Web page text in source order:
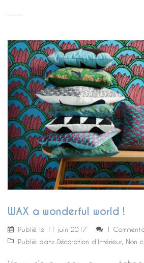
WAX a wonderful world !
Publié le 11 juin 2017
1
Publié dans Décoration d'Intérieur Non